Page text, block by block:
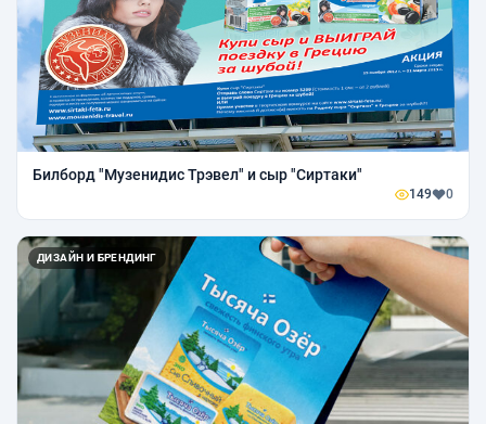
Билборд "Музенидис Трэвел" и сыр "Сиртаки"
149 0
ДИЗАЙН И БРЕНДИНГ